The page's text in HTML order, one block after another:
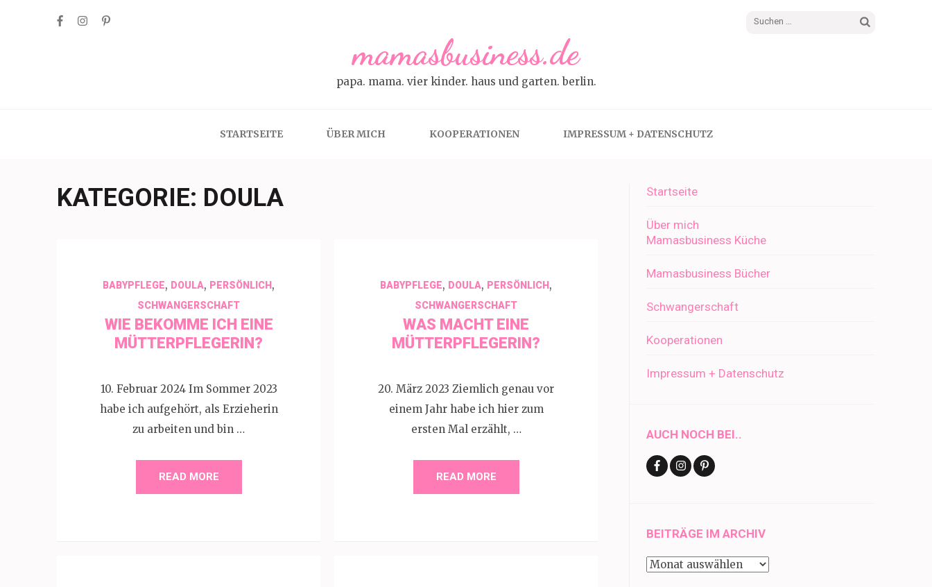
Suchen
mamasbusiness.de
papa. mama. vier kinder. haus und garten. berlin.
STARTSEITE ÜBER MICH KOOPERATIONEN IMPRESSUM + DATENSCHUTZ
KATEGORIE: DOULA
BABYPFLEGE, DOULA, PERSÖNLICH ,
SCHWANGERSCHAFT
WIE BEKOMME ICH EINE
MÜTTERPFLEGERIN?
10. Februar 2024 Im Sommer 2023
habe ich aufgehört, als Erzieherin
zu arbeiten und bin …
READ MORE
BABYPFLEGE, DOULA, PERSÖNLICH ,
SCHWANGERSCHAFT
WAS MACHT EINE
MÜTTERPFLEGERIN?
20. März 2023 Ziemlich genau vor
einem Jahr habe ich hier zum
ersten Mal erzählt, …
READ MORE
Startseite
Über mich
Mamasbusiness Küche
Mamasbusiness Bücher
Schwangerschaft
Kooperationen
Impressum + Datenschutz
AUCH NOCH BEI..
BEITRÄGE IM ARCHIV
Beiträge